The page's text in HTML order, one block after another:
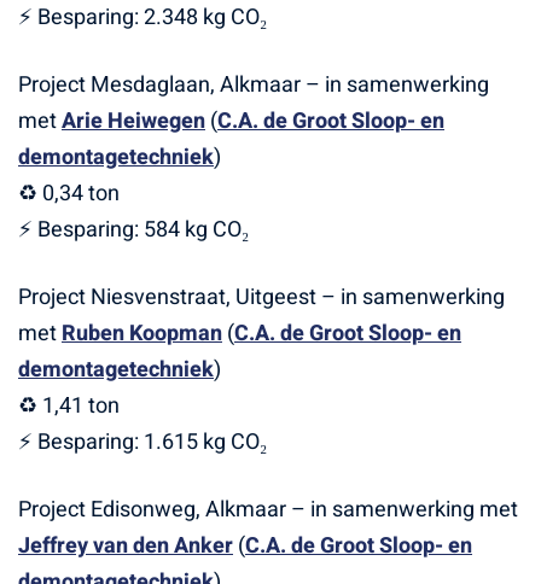
⚡ Besparing: 2.348 kg CO₂
Project Mesdaglaan, Alkmaar – in samenwerking
metArie Heiwegen(C.A. de Groot Sloop- en
demontagetechniek)
♻️ 0,34 ton
⚡ Besparing: 584 kg CO₂
Project Niesvenstraat, Uitgeest – in samenwerking
metRuben Koopman(C.A. de Groot Sloop- en
demontagetechniek)
♻️ 1,41 ton
⚡ Besparing: 1.615 kg CO₂
Project Edisonweg, Alkmaar – in samenwerking met
Jeffrey van den Anker(C.A. de Groot Sloop- en